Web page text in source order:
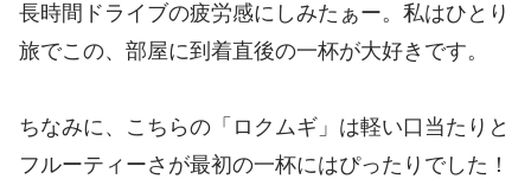
長時間ドライブの疲労感にしみたぁー。私はひとり
旅でこの、部屋に到着直後の一杯が大好きです。
ちなみに、こちらの「ロクムギ」は軽い口当たりと
フルーティーさが最初の一杯にはぴったりでした！